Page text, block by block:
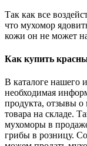
Так как все
что мухомор
кожи он не может
Как купить
В каталоге нашего
необходимая
продукта, отзывы
товара на складе.
мухоморы в
грибы в розницу.